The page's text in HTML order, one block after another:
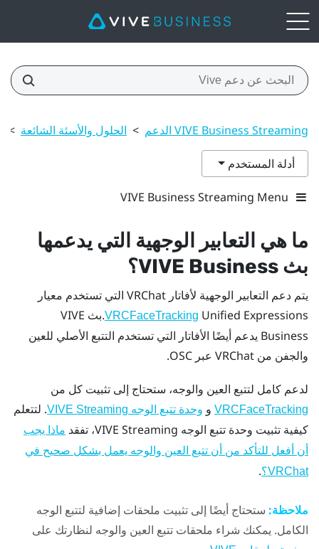
VIVE Business Streaming الدعم > الحلول والأسئة الشائعة >
أدلة المستخدم
VIVE Business Streaming Menu
ما هي التعابير الوجهية التي يدعمها
بث VIVE Business
؟
يتم دعم التعابير الوجهية لأفاتار VRChat التي تستخدم معيار
VRCFaceTracking Unified Expressions.
بث VIVE
Business يدعم أيضًا الأفاتار التي تستخدم التتبع الأصلي للعين
والجفن من VRChat عبر OSC.
لدعم كامل لتتبع العين والوجه، ستحتاج إلى تثبيت كل من
VRCFaceTracking و وحدة تتبع الوجه VIVE Streaming
. لتتعلم
كيفية تثبيت وحدة تتبع الوجه VIVE Streaming، تفقد
ماذا يجب
أن أفعل للتأكد من أن تتبع العين والوجه يعمل بشكل صحيح في
VRChat؟ .
ملاحظة: ستحتاج أيضًا إلى تثبيت ملحقات إضافية لتتبع الوجه
الكامل. يمكنك شراء ملحقات تتبع العين والوجه لنظارتك على